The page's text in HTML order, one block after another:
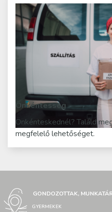
Önkéntesség
Önkénteskednél? Találd
megfelelő lehetőséget.
GONDOZOTTAK,
GYERMEKEK